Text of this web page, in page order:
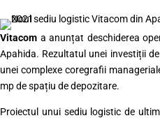
Vitacom a anunțat deschiderea
Apahida. Rezultatul unei investiții
unei complexe coregrafii
mp de spațiu de depozitare.
Proiectul unui sediu logistic de